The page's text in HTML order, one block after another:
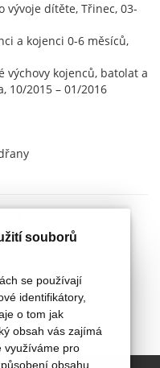
souborů
se používají
identifikátory,
o tom jak
obsah vás zajímá
využíváme pro
obsahu,
dítěte, Třinec, 03-
a kojenci 0-6 měsíců,
kojenců, batolat a
10/2015 – 01/2016
Akropolis